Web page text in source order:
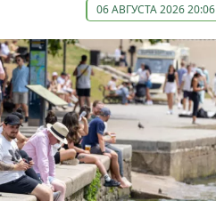
06 АВГУСТА 2026 20:06